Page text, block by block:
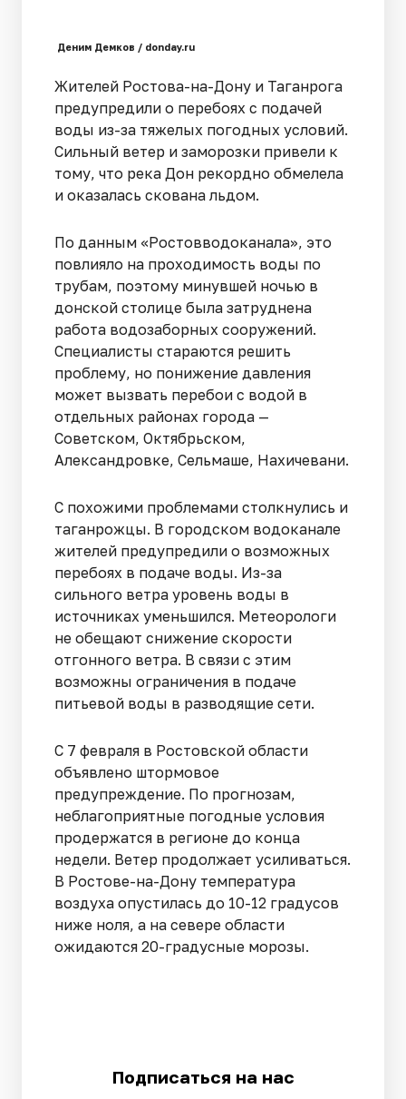
Деним Демков / donday.ru
Жителей Ростова-на-Дону и Таганрога
предупредили о перебоях с подачей
воды из-за тяжелых погодных условий.
Сильный ветер и заморозки привели к
тому, что река Дон рекордно обмелела
и оказалась скована льдом.
По данным «Ростовводоканала», это
повлияло на проходимость воды по
трубам, поэтому минувшей ночью в
донской столице была затруднена
работа водозаборных сооружений.
Специалисты стараются решить
проблему, но понижение давления
может вызвать перебои с водой в
отдельных районах города —
Советском, Октябрьском,
Александровке, Сельмаше, Нахичевани.
С похожими проблемами столкнулись и
таганрожцы. В городском водоканале
жителей предупредили о возможных
перебоях в подаче воды. Из-за
сильного ветра уровень воды в
источниках уменьшился. Метеорологи
не обещают снижение скорости
отгонного ветра. В связи с этим
возможны ограничения в подаче
питьевой воды в разводящие сети.
С 7 февраля в Ростовской области
объявлено штормовое
предупреждение. По прогнозам,
неблагоприятные погодные условия
продержатся в регионе до конца
недели. Ветер продолжает усиливаться.
В Ростове-на-Дону температура
воздуха опустилась до 10-12 градусов
ниже ноля, а на севере области
ожидаются 20-градусные морозы.
Подписаться на нас